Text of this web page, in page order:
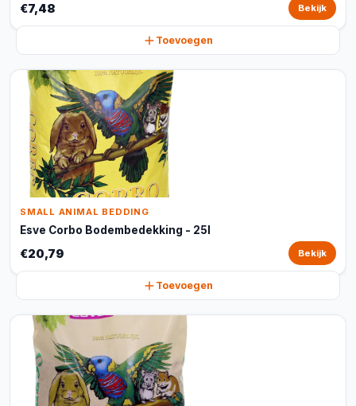
€7,48 Bekijk
Toevoegen
SMALL ANIMAL BEDDING
Esve Corbo Bodembedekking - 25l
€20,79 Bekijk
Toevoegen